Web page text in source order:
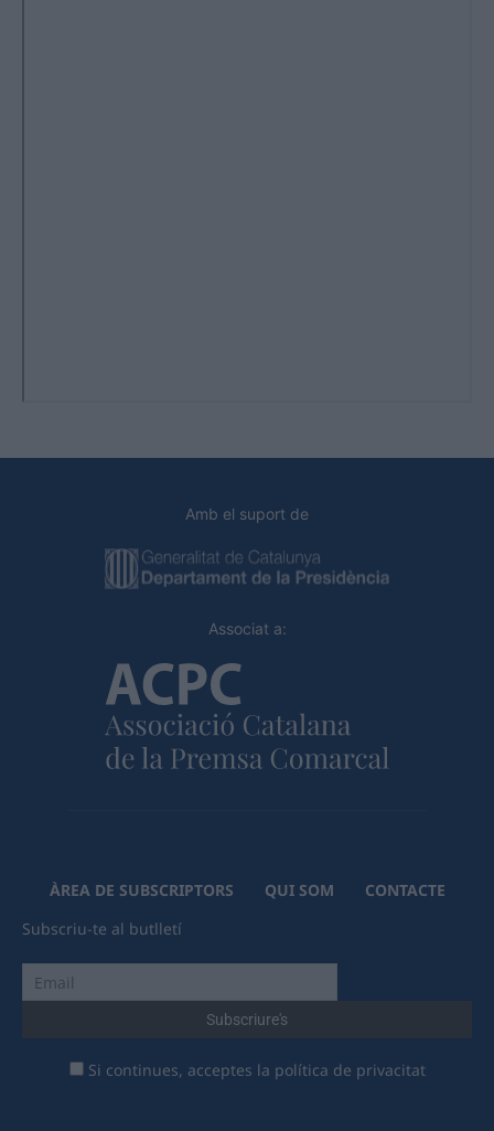
Amb el suport de
Associat a:
ÀREA DE SUBSCRIPTORS QUI SOM
CONTACTE
Subscriu-te al butlletí
Si continues, acceptes la política de privacitat